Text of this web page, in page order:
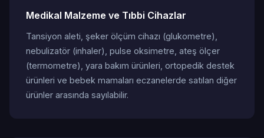
Medikal Malzeme ve Tıbbi Cihazlar
Tansiyon aleti, şeker ölçüm cihazı (glukometre),
nebulizatör (inhaler), pulse oksimetre, ateş ölçer
(termometre), yara bakım ürünleri, ortopedik destek
ürünleri ve bebek mamaları eczanelerde satılan diğer
ürünler arasında sayılabilir.